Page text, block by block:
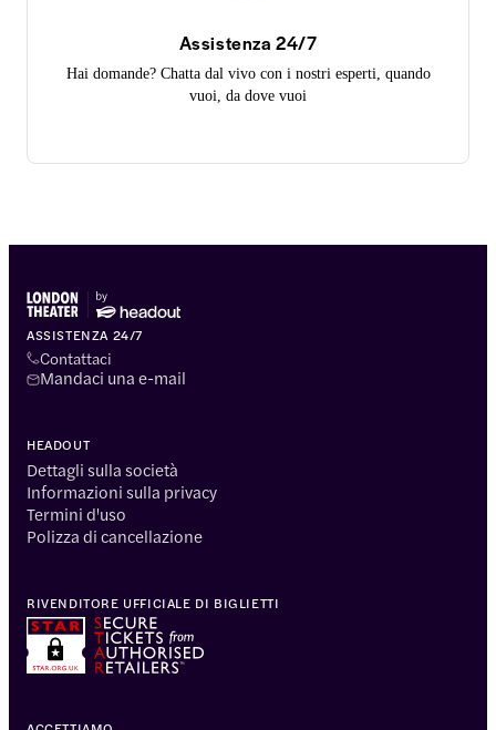
Assistenza 24/7
Hai domande? Chatta dal vivo con i nostri esperti, quando
vuoi, da dove vuoi
ASSISTENZA 24/7
Contattaci
Mandaci una e-mail
HEADOUT
Dettagli sulla società
Informazioni sulla privacy
Termini d'uso
Polizza di cancellazione
RIVENDITORE UFFICIALE DI BIGLIETTI